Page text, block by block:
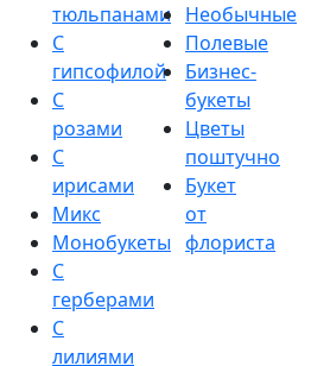
тюльпанами
С
гипсофилой
С
розами
С
ирисами
Микс
Монобукеты
С
герберами
С
лилиями
Необычные
Полевые
Бизнес-
букеты
Цветы
поштучно
Букет
от
флориста